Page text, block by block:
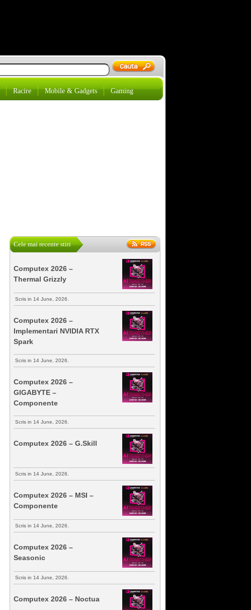
Racire Mobile & Gadgets Gaming
Cele mai recente stiri
Computex 2026 –
Thermal Grizzly
Scris in 14 June, 2026.
Computex 2026 –
Implementari NVIDIA RTX
Spark
Scris in 14 June, 2026.
Computex 2026 –
GIGABYTE –
Componente
Scris in 14 June, 2026.
Computex 2026 – G.Skill
Scris in 14 June, 2026.
Computex 2026 – MSI –
Componente
Scris in 14 June, 2026.
Computex 2026 –
Seasonic
Scris in 14 June, 2026.
Computex 2026 – Noctua